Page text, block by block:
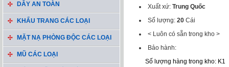
DÂY AN TOÀN
KHẨU TRANG CÁC LOẠI
MẶT NẠ PHÒNG ĐỘC CÁC LOẠI
MŨ CÁC LOẠI
Xuất xứ: Trung Quốc
Số lượng: 20 Cái
< Luôn có sẵn trong kho >
Bảo hành:
Số lượng hàng trong kho: K1